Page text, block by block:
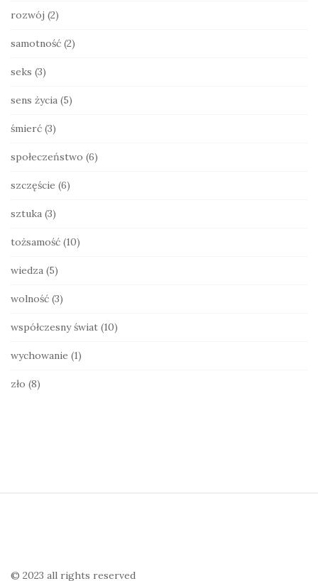
rozwój (2)
samotność (2)
seks (3)
sens życia (5)
śmierć (3)
społeczeństwo (6)
szczęście (6)
sztuka (3)
tożsamość (10)
wiedza (5)
wolność (3)
współczesny świat (10)
wychowanie (1)
zło (8)
© 2023 all rights reserved